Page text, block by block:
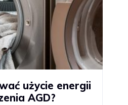
użycie energii
AGD?